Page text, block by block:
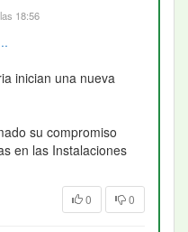
18:56
inician una nueva
su compromiso
en las Instalaciones
0 0